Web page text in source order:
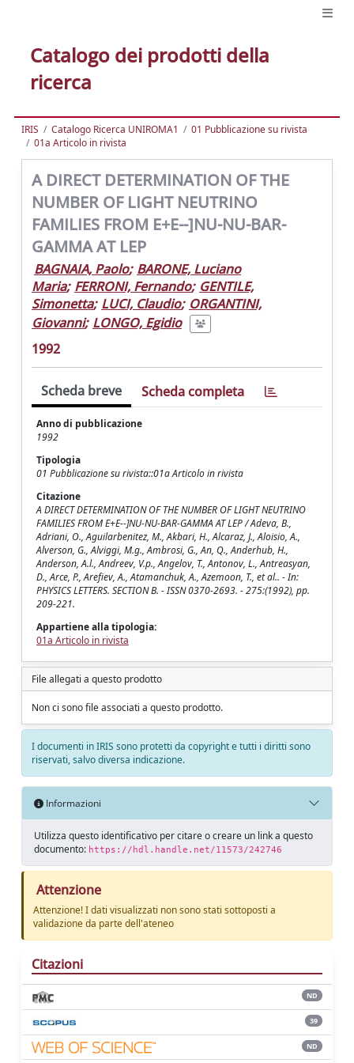
Catalogo dei prodotti della
ricerca
IRIS Catalogo Ricerca UNIROMA1
01 Pubblicazione su rivista
01a Articolo in rivista
A DIRECT DETERMINATION OF THE
NUMBER OF LIGHT NEUTRINO
FAMILIES FROM E+E--]NU-NU-BAR-
GAMMA AT LEP
BAGNAIA, Paolo; BARONE, Luciano
Maria; FERRONI, Fernando; GENTILE,
Simonetta; LUCI, Claudio; ORGANTINI,
Giovanni; LONGO, Egidio
1992
Scheda breve Scheda completa
Anno di pubblicazione
1992
Tipologia
01 Pubblicazione su rivista::01a Articolo in rivista
Citazione
A DIRECT DETERMINATION OF THE NUMBER OF LIGHT NEUTRINO
FAMILIES FROM E+E--]NU-NU-BAR-GAMMA AT LEP / Adeva, B.,
Adriani, O., Aguilarbenitez, M., Akbari, H., Alcaraz, J., Aloisio, A.,
Alverson, G., Alviggi, M.g., Ambrosi, G., An, Q., Anderhub, H.,
Anderson, A.l., Andreev, V.p., Angelov, T., Antonov, L., Antreasyan,
D., Arce, P., Arefiev, A., Atamanchuk, A., Azemoon, T., et al.. - In:
PHYSICS LETTERS. SECTION B. - ISSN 0370-2693. - 275:(1992), pp.
209-221.
Appartiene alla tipologia:
01a Articolo in rivista
File allegati a questo prodotto
Non ci sono file associati a questo prodotto.
I documenti in IRIS sono protetti da copyright e tutti i diritti sono
riservati, salvo diversa indicazione.
Informazioni
Utilizza questo identificativo per citare o creare un link a questo
documento: https://hdl.handle.net/11573/242746
Attenzione
Attenzione! I dati visualizzati non sono stati sottoposti a
validazione da parte dell'ateneo
Citazioni
ND
39
ND